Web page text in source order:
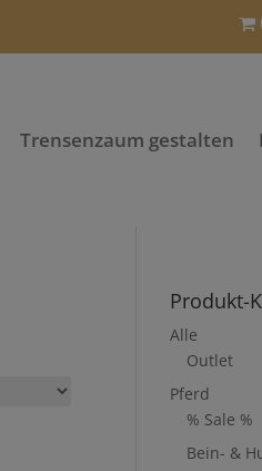
Trensenzaum gestalten
Produkt-
Alle
Outlet
Pferd
% Sale %
Bein- &